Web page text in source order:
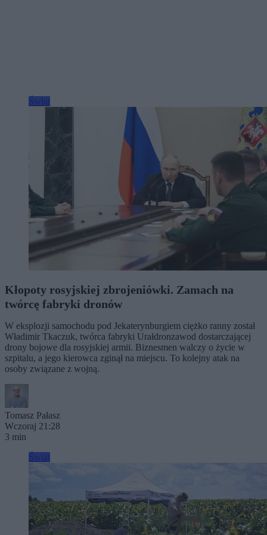
Kłopoty rosyjskiej zbrojeniówki. Zamach na
twórcę fabryki dronów
W eksplozji samochodu pod Jekaterynburgiem ciężko ranny został
Władimir Tkaczuk, twórca fabryki Urałdronzawod dostarczającej
drony bojowe dla rosyjskiej armii. Biznesmen walczy o życie w
szpitalu, a jego kierowca zginął na miejscu. To kolejny atak na
osoby związane z wojną.
Tomasz Pałasz
Wczoraj 21:28
3 min